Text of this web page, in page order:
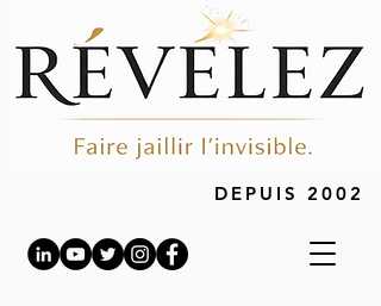
DEPUIS 2002